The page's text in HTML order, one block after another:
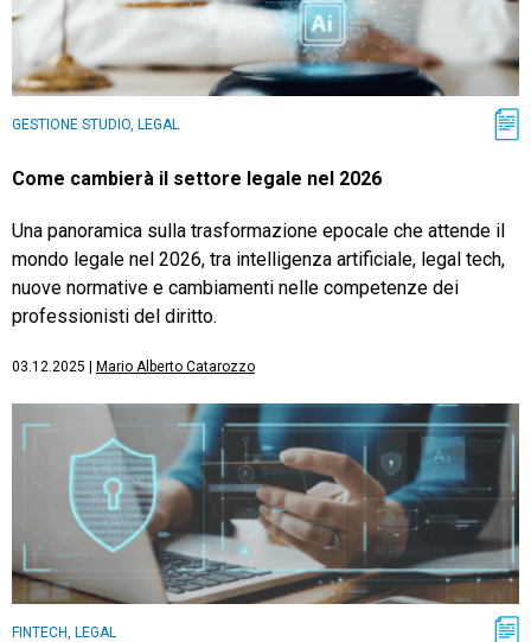
GESTIONE STUDIO, LEGAL
Come cambierà il settore legale nel 2026
Una panoramica sulla trasformazione epocale che attende il
mondo legale nel 2026, tra intelligenza artificiale, legal tech,
nuove normative e cambiamenti nelle competenze dei
professionisti del diritto.
03.12.2025 Mario Alberto Catarozzo
FINTECH, LEGAL